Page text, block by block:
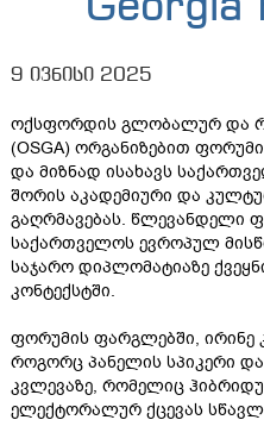
Georgia
9 ივნისი 2025
ოქსფორდის გლობალურ და
(OSGA) ორგანიზებით
და მიზნად ისახავს
შორის აკადემიური და
გაღრმავებას. წლევანდელი
საქართველოს ევროპულ
საჯარო დიპლომატიაზე
კონტექსტში.
ფორუმის ფარგლებში, ირინე
როგორც პანელის სპიკერი
კვლევაზე, რომელიც
ელექტორალურ ქცევას